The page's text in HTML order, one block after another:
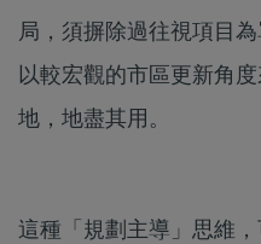
局，須摒除過往視項目
以較宏觀的市區更新角
地，地盡其用。
這種「規劃主導」思維